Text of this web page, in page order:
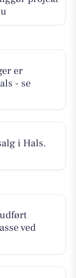
er
- se
i Hals.
ved